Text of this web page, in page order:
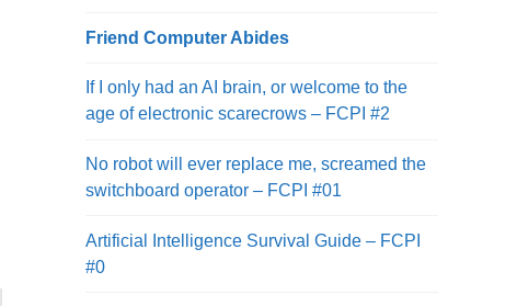
Friend Computer Abides
If I only had an AI brain, or welcome to the
age of electronic scarecrows – FCPI #2
No robot will ever replace me, screamed the
switchboard operator – FCPI #01
Artificial Intelligence Survival Guide – FCPI
#0